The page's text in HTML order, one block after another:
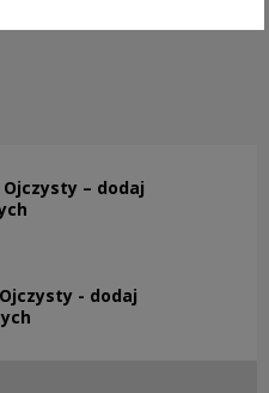
– dodaj
otwarty w nowym oknie
- dodaj
otwarty w nowym oknie